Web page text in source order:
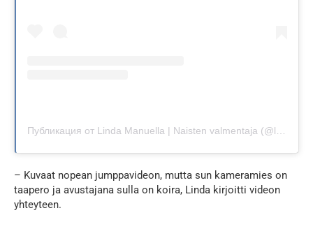
– Kuvaat nopean jumppavideon, mutta sun kameramies on
taapero ja avustajana sulla on koira, Linda kirjoitti videon
yhteyteen.